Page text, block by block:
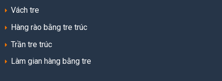
Vách tre
Hàng rào bằng tre trúc
Trần tre trúc
Làm gian hàng bằng tre